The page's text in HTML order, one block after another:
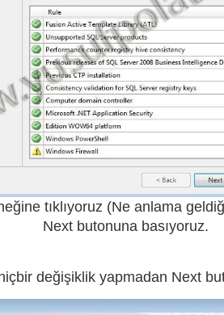
tıklıyoruz (Ne anlama
Next butonuna basıyoruz.
değişiklik yapmadan Next